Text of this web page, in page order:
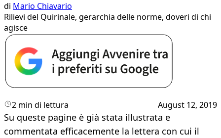
di Mario Chiavario
Rilievi del Quirinale, gerarchia delle norme, doveri di chi
agisce
2 min di lettura August 12, 2019
Su queste pagine è già stata illustrata e
commentata efficacemente la lettera con cui il